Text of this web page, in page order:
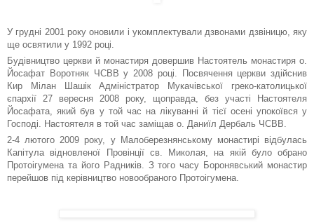
У грудні 2001 року оновили і укомплектували дзвонами дзвіницю, яку
ще освятили у 1992 році.
Будівництво церкви й монастиря довершив Настоятель монастиря о.
Йосафат Воротняк ЧСВВ у 2008 році. Посвячення церкви здійснив
Кир Мілан Шашік Адміністратор Мукачівської греко-католицької
єпархії 27 вересня 2008 року, щоправда, без участі Настоятеля
Йосафата, який був у той час на лікуванні й тієї осені упокоївся у
Господі. Настоятеля в той час заміщав о. Даниїл Дербаль ЧСВВ.
2-4 лютого 2009 року, у Малоберезнянському монастирі відбулась
Капітула відновленої Провінції св. Миколая, на якій було обрано
Протоігумена та його Радників. З того часу Боронявський монастир
перейшов під керівництво новообраного Протоігумена.